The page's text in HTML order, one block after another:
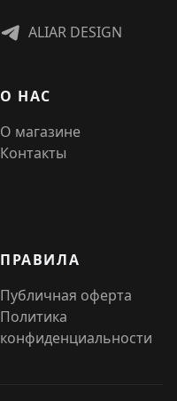
ALIAR DESIGN
О НАС
О магазине
Контакты
ПРАВИЛА
Публичная оферта
Политика
конфиденциальности